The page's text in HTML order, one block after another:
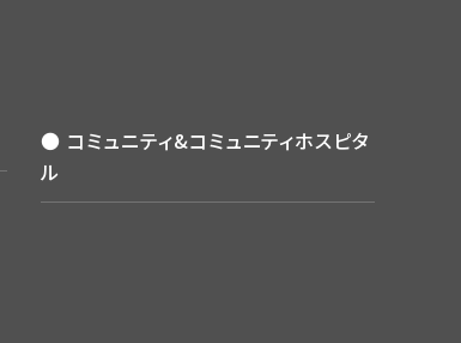
● コミュニティ&コミュニティホスピタ
ル